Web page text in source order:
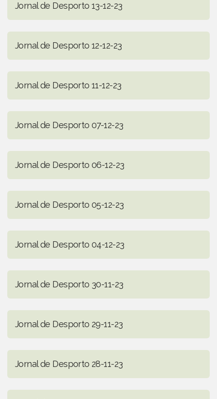
Jornal de Desporto 13-12-23
Jornal de Desporto 12-12-23
Jornal de Desporto 11-12-23
Jornal de Desporto 07-12-23
Jornal de Desporto 06-12-23
Jornal de Desporto 05-12-23
Jornal de Desporto 04-12-23
Jornal de Desporto 30-11-23
Jornal de Desporto 29-11-23
Jornal de Desporto 28-11-23